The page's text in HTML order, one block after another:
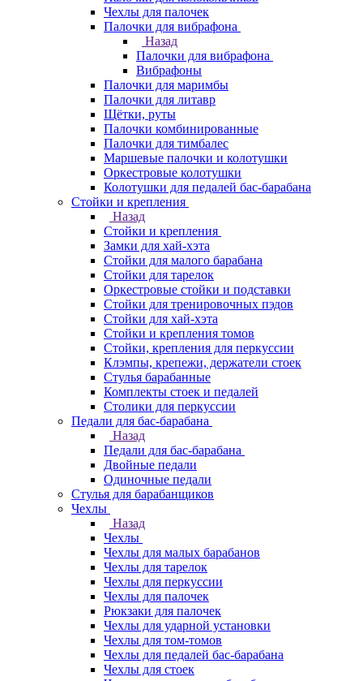
Чехлы для палочек
Палочки для вибрафона
Назад
Палочки для вибрафона
Вибрафоны
Палочки для маримбы
Палочки для литавр
Щётки, руты
Палочки комбинированные
Палочки для тимбалес
Маршевые палочки и колотушки
Оркестровые колотушки
Колотушки для педалей бас-барабана
Стойки и крепления
Назад
Стойки и крепления
Замки для хай-хэта
Стойки для малого барабана
Стойки для тарелок
Оркестровые стойки и подставки
Стойки для тренировочных пэдов
Стойки для хай-хэта
Стойки и крепления томов
Стойки, крепления для перкуссии
Клэмпы, крепежи, держатели стоек
Стулья барабанные
Комплекты стоек и педалей
Столики для перкуссии
Педали для бас-барабана
Назад
Педали для бас-барабана
Двойные педали
Одиночные педали
Стулья для барабанщиков
Чехлы
Назад
Чехлы
Чехлы для малых барабанов
Чехлы для тарелок
Чехлы для перкуссии
Чехлы для палочек
Рюкзаки для палочек
Чехлы для ударной установки
Чехлы для том-томов
Чехлы для педалей бас-барабана
Чехлы для стоек